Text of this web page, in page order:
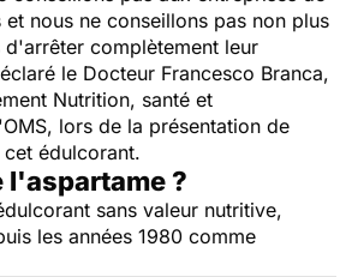
nous ne conseillons pas non plus
complètement leur
le Docteur Francesco Branca,
Nutrition, santé et
lors de la présentation de
édulcorant.
l'aspartame ?
sans valeur nutritive,
les années 1980 comme